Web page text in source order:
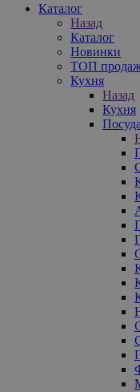
Каталог
Назад
Каталог
Новинки
ТОП
Кухня
Назад
Кухня